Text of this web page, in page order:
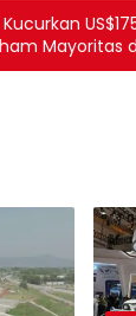
Mayoritas